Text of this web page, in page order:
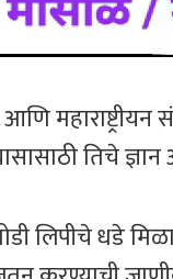
आणि
तिचे
लिपीचे धडे